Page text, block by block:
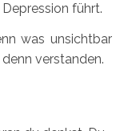
führt.
was unsichtbar
verstanden.